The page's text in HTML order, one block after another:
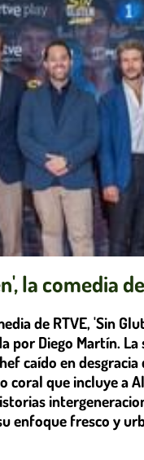
la comedia
de RTVE, 'Sin
por Diego Martín.
caído en
coral que incluye a
enfoque fresco y